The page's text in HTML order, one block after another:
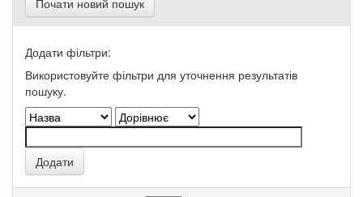
Почати новий пошук
Додати фільтри:
Використовуйте фільтри для уточнення результатів
пошуку.